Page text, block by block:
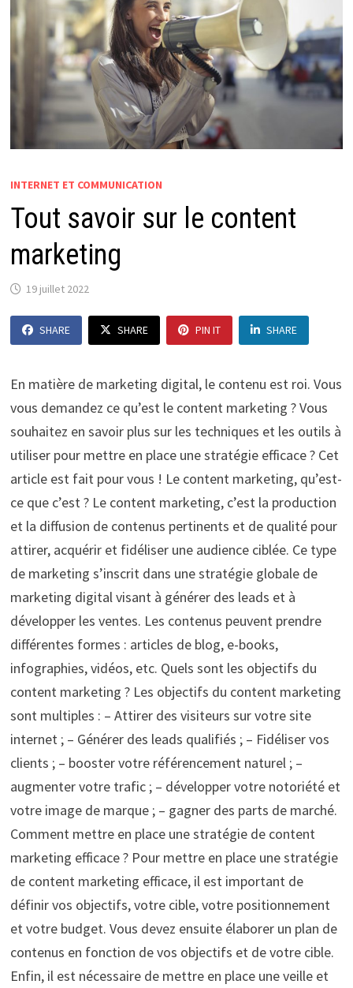
INTERNET ET COMMUNICATION
Tout savoir sur le content
marketing
19 juillet 2022
SHARE SHARE PIN IT SHARE
En matière de marketing digital, le contenu est roi. Vous
vous demandez ce qu’est le content marketing ? Vous
souhaitez en savoir plus sur les techniques et les outils à
utiliser pour mettre en place une stratégie efficace ? Cet
article est fait pour vous ! Le content marketing, qu’est-
ce que c’est ? Le content marketing, c’est la production
et la diffusion de contenus pertinents et de qualité pour
attirer, acquérir et fidéliser une audience ciblée. Ce type
de marketing s’inscrit dans une stratégie globale de
marketing digital visant à générer des leads et à
développer les ventes. Les contenus peuvent prendre
différentes formes : articles de blog, e-books,
infographies, vidéos, etc. Quels sont les objectifs du
content marketing ? Les objectifs du content marketing
sont multiples : – Attirer des visiteurs sur votre site
internet ; – Générer des leads qualifiés ; – Fidéliser vos
clients ; – booster votre référencement naturel ; –
augmenter votre trafic ; – développer votre notoriété et
votre image de marque ; – gagner des parts de marché.
Comment mettre en place une stratégie de content
marketing efficace ? Pour mettre en place une stratégie
de content marketing efficace, il est important de
définir vos objectifs, votre cible, votre positionnement
et votre budget. Vous devez ensuite élaborer un plan de
contenus en fonction de vos objectifs et de votre cible.
Enfin, il est nécessaire de mettre en place une veille et